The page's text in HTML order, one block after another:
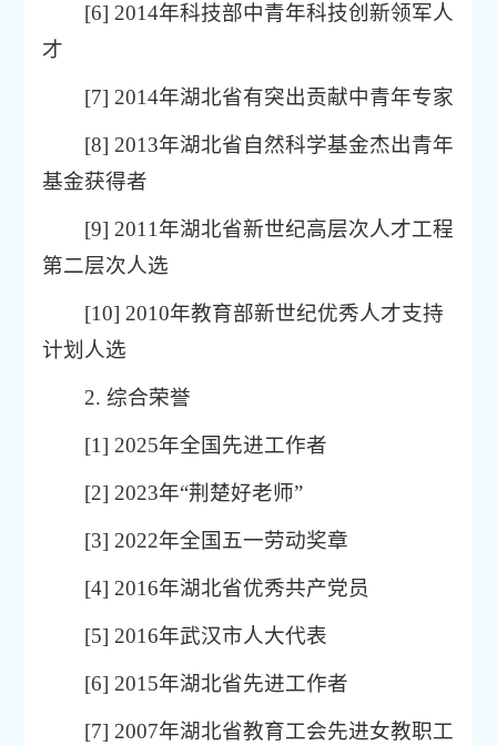
[6] 2014年科技部中青年科技创新领军人
才
[7] 2014年湖北省有突出贡献中青年专家
[8] 2013年湖北省自然科学基金杰出青年
基金获得者
[9] 2011年湖北省新世纪高层次人才工程
第二层次人选
[10] 2010年教育部新世纪优秀人才支持
计划人选
2. 综合荣誉
[1] 2025年全国先进工作者
[2] 2023年“荆楚好老师”
[3] 2022年全国五一劳动奖章
[4] 2016年湖北省优秀共产党员
[5] 2016年武汉市人大代表
[6] 2015年湖北省先进工作者
[7] 2007年湖北省教育工会先进女教职工